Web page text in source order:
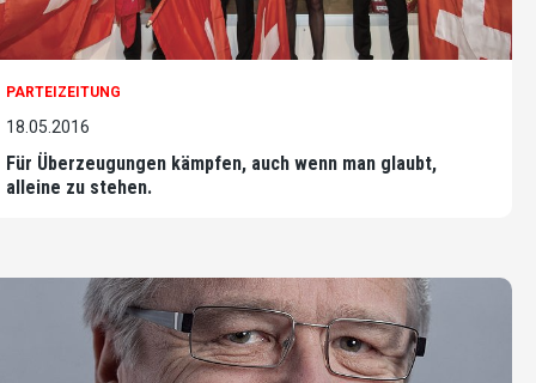
PARTEIZEITUNG
18.05.2016
Für Überzeugungen kämpfen, auch wenn man glaubt,
alleine zu stehen.